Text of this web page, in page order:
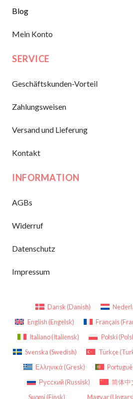
Blog
Mein Konto
SERVICE
Geschäftskunden-Vorteil
Zahlungsweisen
Versand und Lieferung
Kontakt
INFORMATION
AGBs
Widerruf
Datenschutz
Impressum
Dansk (Danish)
English (Engelsk) Français(
Italiano(Italiensk) Polski(
Svenska (Swedish) Türkçe(
Ελληνικά (Gresk)
Русский(Russisk) 简体中
Suomi(Finsk) Magyar(